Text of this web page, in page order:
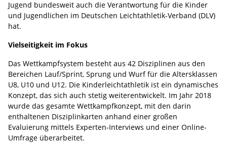
Jugend bundesweit auch die Verantwortung für die Kinder
und Jugendlichen im Deutschen Leichtathletik-Verband (DLV)
hat.
Vielseitigkeit im Fokus
Das Wettkampfsystem besteht aus 42 Disziplinen aus den
Bereichen Lauf/Sprint, Sprung und Wurf für die Altersklassen
U8, U10 und U12. Die Kinderleichtathletik ist ein dynamisches
Konzept, das sich auch stetig weiterentwickelt. Im Jahr 2018
wurde das gesamte Wettkampfkonzept, mit den darin
enthaltenen Disziplinkarten anhand einer großen
Evaluierung mittels Experten-Interviews und einer Online-
Umfrage überarbeitet.